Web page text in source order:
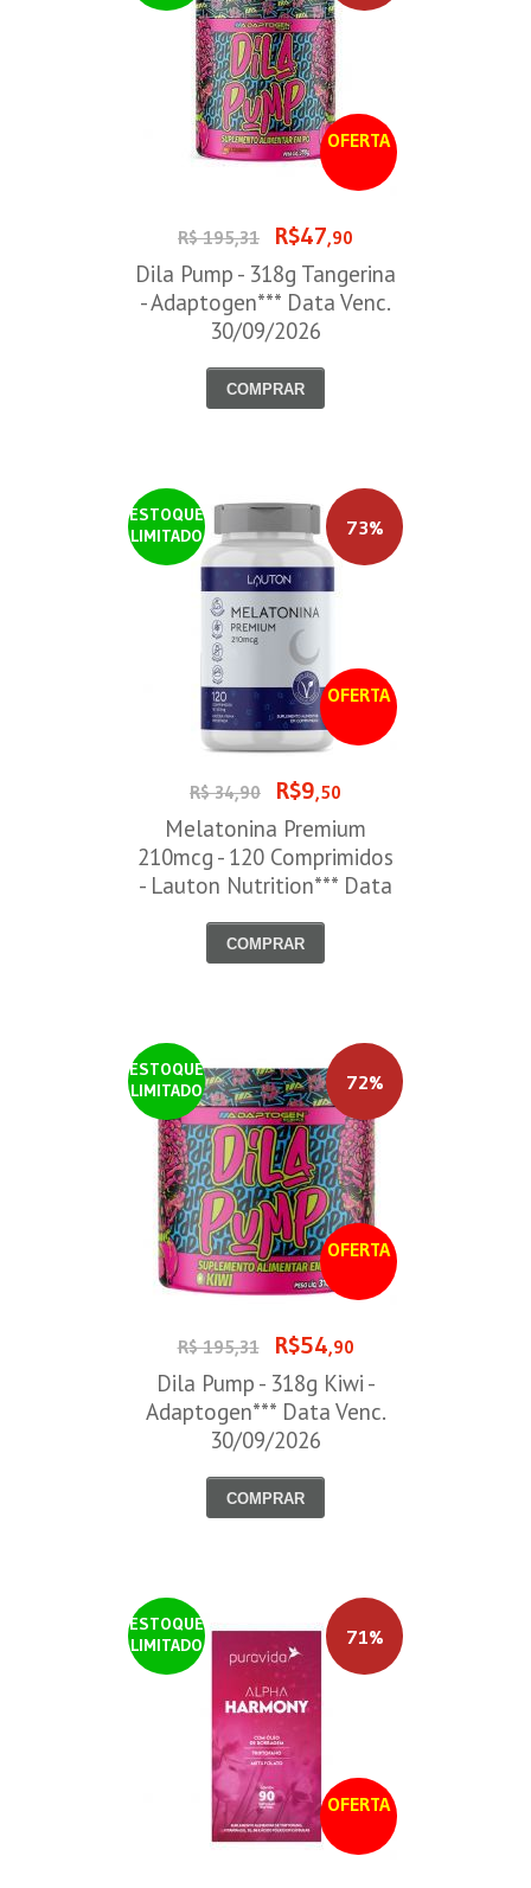
OFERTA
R$ 195,31 R$47,90
Dila Pump - 318g Tangerina
- Adaptogen*** Data Venc.
30/09/2026
COMPRAR
ESTOQUE
LIMITADO
OFERTA
73%
R$ 34,90 R$9,50
Melatonina Premium
210mcg - 120 Comprimidos
- Lauton Nutrition*** Data
COMPRAR
ESTOQUE
LIMITADO
OFERTA
72%
R$ 195,31 R$54,90
Dila Pump - 318g Kiwi -
Adaptogen*** Data Venc.
30/09/2026
COMPRAR
ESTOQUE
LIMITADO
OFERTA
71%